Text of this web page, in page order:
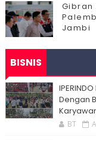
Gibran
Jambi
BISNIS
Dengan
BT